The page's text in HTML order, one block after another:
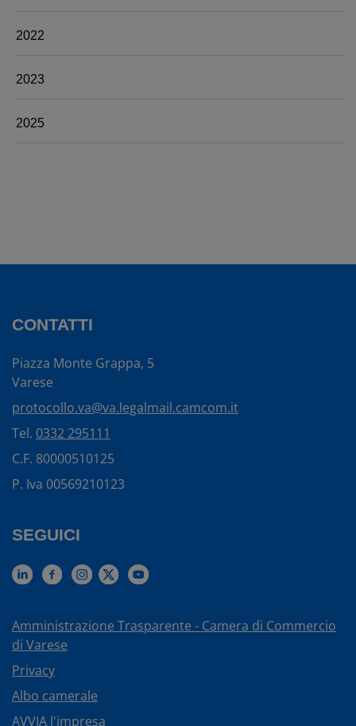
2022
2023
2025
CONTATTI
Piazza Monte Grappa, 5
Varese
protocollo.va@va.legalmail.camcom.it
Tel. 0332 295111
C.F. 80000510125
P. Iva 00569210123
SEGUICI
Amministrazione Trasparente - Camera di Commercio
di Varese
Privacy
Albo camerale
AVVIA l'impresa